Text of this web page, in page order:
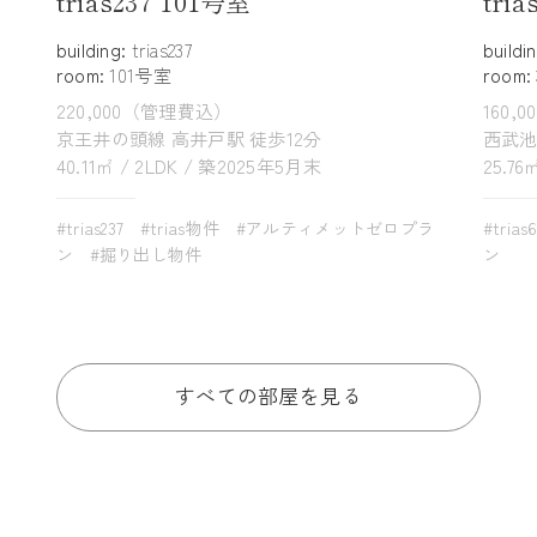
building: trias237
room: 101号室
220,000（管理費込）
京王井の頭線 高井戸駅 徒歩12分
40.11㎡ / 2LDK / 築2025年5月末
#trias237 #trias物件
#アルティメットゼロプラ
ン
#掘り出し物件
room:
西武
25.76
ン
すべての部屋を見る